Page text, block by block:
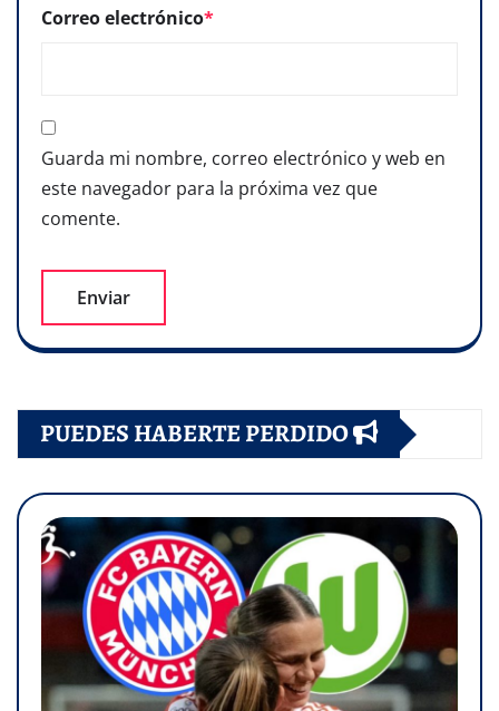
Correo electrónico*
Guarda mi nombre, correo electrónico y web en
este navegador para la próxima vez que
comente.
PUEDES HABERTE PERDIDO